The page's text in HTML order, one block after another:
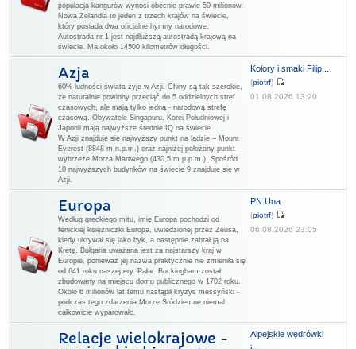
populacja kangurów wynosi obecnie prawie 50 milionów.
Nowa Zelandia to jeden z trzech krajów na świecie,
który posiada dwa oficjalne hymny narodowe.
Autostrada nr 1 jest najdłuższą autostradą krajową na
świecie. Ma około 14500 kilometrów długości.
Azja
60% ludności świata żyje w Azji. Chiny są tak szerokie,
że naturalnie powinny przeciąć do 5 oddzielnych stref
czasowych, ale mają tylko jedną - narodową strefę
czasową. Obywatele Singapuru, Korei Południowej i
Japonii mają najwyższe średnie IQ na świecie.
W Azji znajduje się najwyższy punkt na lądzie – Mount
Everest (8848 m n.p.m.) oraz najniżej położony punkt –
wybrzeże Morza Martwego (430,5 m p.p.m.). Spośród
10 najwyższych budynków na świecie 9 znajduje się w
Azji.
Kolory i smaki Filip...
(piotrf)
01.08.2026 13:20
Europa
Według greckiego mitu, imię Europa pochodzi od
fenickiej księżniczki Europa, uwiedzionej przez Zeusa,
kiedy ukrywał się jako byk, a następnie zabrał ją na
Kretę. Bułgaria uważana jest za najstarszy kraj w
Europie, ponieważ jej nazwa praktycznie nie zmieniła się
od 641 roku naszej ery. Pałac Buckingham został
zbudowany na miejscu domu publicznego w 1702 roku.
Około 6 milionów lat temu nastąpił kryzys messyński -
podczas tego zdarzenia Morze Śródziemne niemal
całkowicie wyparowało.
PN Una
(piotrf)
06.08.2026 23:05
Relacje wielokrajowe -
Alpejskie wędrówki